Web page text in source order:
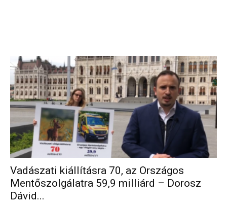
Vadászati kiállításra 70, az Országos
Mentőszolgálatra 59,9 milliárd – Dorosz
Dávid...